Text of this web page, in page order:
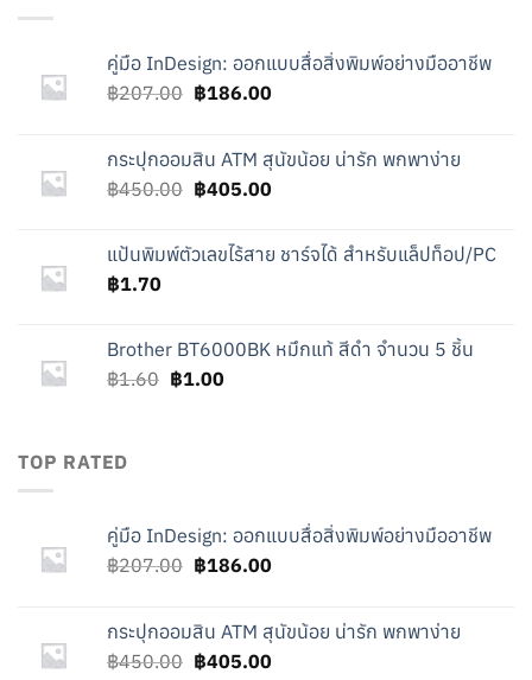
คู่มือ InDesign: ออกแบบสื่อสิ่งพิมพ์อย่างมืออาชีพ
฿207.00 Original
฿207.00.
฿186.00Current
฿186.00.
กระปุกออมสิน ATM สุนัขน้อย น่ารัก พกพาง่าย
฿450.00 Original
฿450.00.
฿405.00Current
฿405.00.
แป้นพิมพ์ตัวเลขไร้สาย ชาร์จได้ สำหรับแล็ปท็อป/PC
฿1.70
Brother BT6000BK หมึกแท้ สีดำ จำนวน 5 ชิ้น
฿1.60 Original
฿1.00Current
TOP RATED
คู่มือ InDesign: ออกแบบสื่อสิ่งพิมพ์อย่างมืออาชีพ
฿207.00 Original
฿207.00.
฿186.00Current
฿186.00.
กระปุกออมสิน ATM สุนัขน้อย น่ารัก พกพาง่าย
฿450.00 Original
฿405.00Current